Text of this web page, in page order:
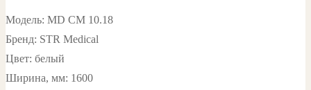
Модель: MD СМ 10.18
Бренд: STR Medical
Цвет: белый
Ширина, мм: 1600